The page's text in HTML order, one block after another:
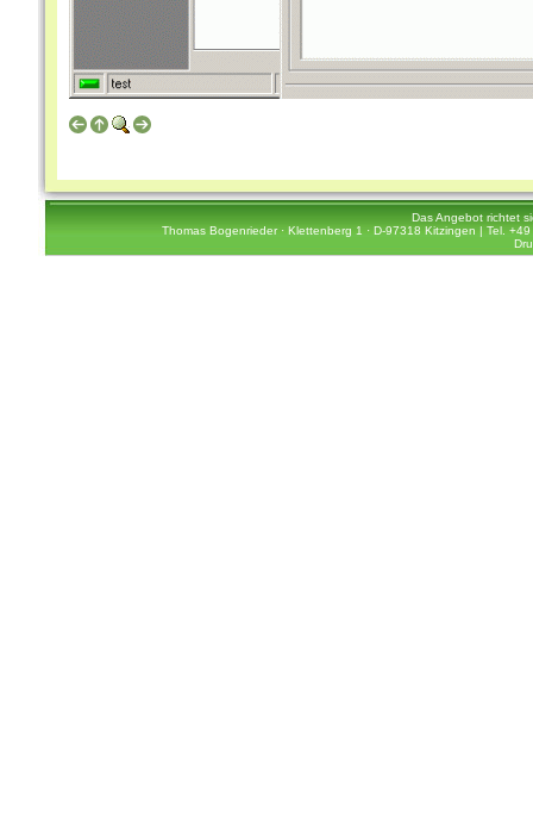
Das Angebot richtet
Thomas Bogenrieder · Klettenberg 1 · D-97318 Kitzingen | Tel.